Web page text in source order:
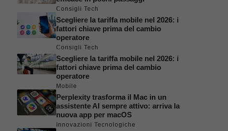
Consigli Tech
Scegliere la tariffa mobile nel 2026: i
fattori chiave prima del cambio
operatore
Consigli Tech
Scegliere la tariffa mobile nel 2026: i
fattori chiave prima del cambio
operatore
Mobile
Perplexity trasforma il Mac in un
assistente AI sempre attivo: arriva la
nuova app per macOS
Innovazioni Tecnologiche